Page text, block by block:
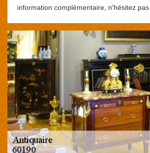
information complémentaire, n'hésitez pas